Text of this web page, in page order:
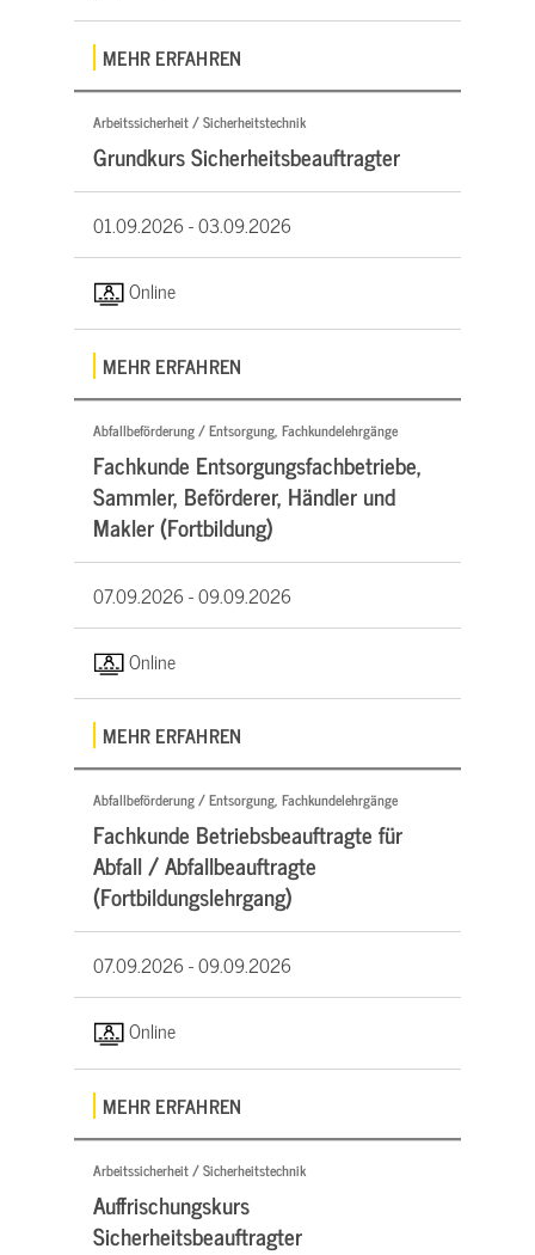
MEHR ERFAHREN
Arbeitssicherheit / Sicherheitstechnik
Grundkurs Sicherheitsbeauftragter
01.09.2026 -03.09.2026
Online
MEHR ERFAHREN
Abfallbeförderung / Entsorgung, Fachkundelehrgänge
Fachkunde Entsorgungsfachbetriebe,
Sammler, Beförderer, Händler und
Makler (Fortbildung)
07.09.2026 -09.09.2026
Online
MEHR ERFAHREN
Abfallbeförderung / Entsorgung, Fachkundelehrgänge
Fachkunde Betriebsbeauftragte für
Abfall / Abfallbeauftragte
(Fortbildungslehrgang)
07.09.2026 -09.09.2026
Online
MEHR ERFAHREN
Arbeitssicherheit / Sicherheitstechnik
Auffrischungskurs
Sicherheitsbeauftragter